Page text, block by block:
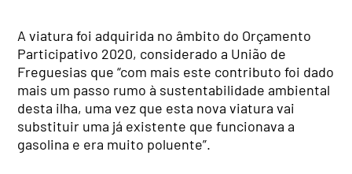
A viatura foi adquirida no âmbito do Orçamento
Participativo 2020, considerado a União de
Freguesias que“com mais este contributo foi dado
mais um passo rumo à sustentabilidade ambiental
desta ilha, uma vez que esta nova viatura vai
substituir uma já existente que funcionava a
gasolina e era muito poluente”.